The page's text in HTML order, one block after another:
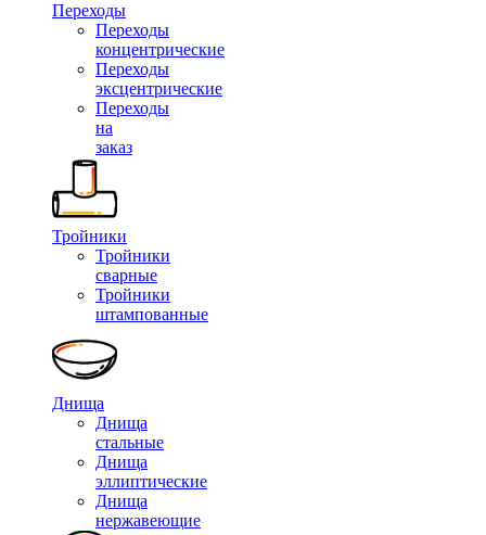
Переходы
Переходы
концентрические
Переходы
эксцентрические
Переходы
на
заказ
Тройники
Тройники
сварные
Тройники
штампованные
Днища
Днища
стальные
Днища
эллиптические
Днища
нержавеющие